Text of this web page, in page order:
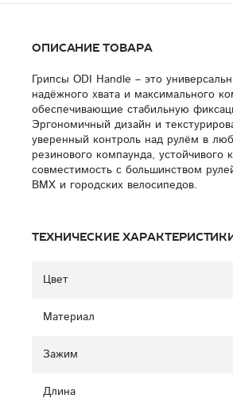
Описание товара
Грипсы ODI Handle – это
надёжного хвата и максимального
обеспечивающие стабильную
Эргономичный дизайн и
уверенный контроль над рулём в
резинового компаунда, устойчивого
совместимость с большинством
BMX и городских велосипедов.
Технические
Цвет
Материал
Зажим
Длина